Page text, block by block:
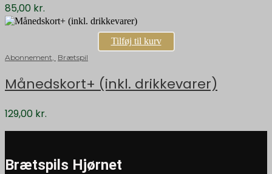
85,00 kr.
Tilføj til kurv
Abonnement Brætspil
Månedskort+ (inkl. drikkevarer)
129,00 kr.
Brætspils Hjørnet